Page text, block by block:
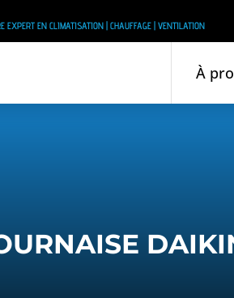
EXPERT EN CLIMATISATION | CHAUFFAGE | VENTILATION
À